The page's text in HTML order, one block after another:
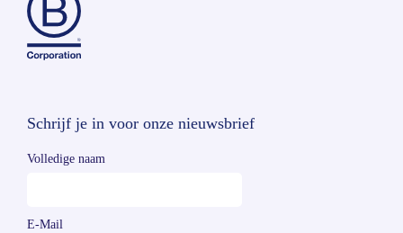
Schrijf je in voor onze nieuwsbrief
Volledige naam
E-Mail